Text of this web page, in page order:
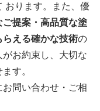
おります。また、優
ご提案・高品質な塗
える確かな技術の
お約束し、大切な
す。
問い合わせ・ご相